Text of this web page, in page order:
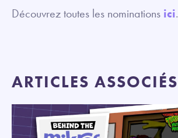
Découvrez toutes les nominations ici.
ARTICLES ASSOCIÉS